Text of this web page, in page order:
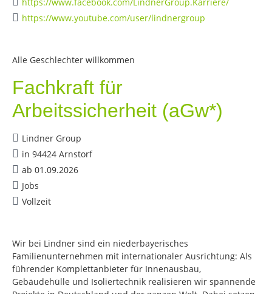
https://www.youtube.com/user/lindnergroup
Alle Geschlechter willkommen
Fachkraft für
Arbeitssicherheit (aGw*)
Lindner Group
in 94424 Arnstorf
ab 01.09.2026
Jobs
Vollzeit
Wir bei Lindner sind ein niederbayerisches
Familienunternehmen mit internationaler Ausrichtung: Als
führender Komplettanbieter für Innenausbau,
Gebäudehülle und Isoliertechnik realisieren wir spannende